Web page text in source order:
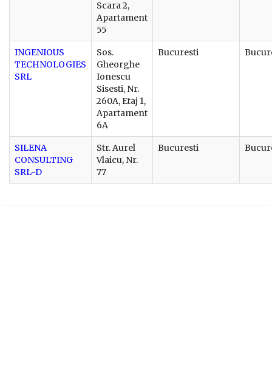
Scara 2,
Apartament
55
INGENIOUS
TECHNOLOGIES
SRL
Sos.
Gheorghe
Ionescu
Sisesti, Nr.
260A, Etaj 1,
Apartament
6A
Bucuresti
SILENA
CONSULTING
SRL-D
Str. Aurel
Vlaicu, Nr.
77
Bucuresti